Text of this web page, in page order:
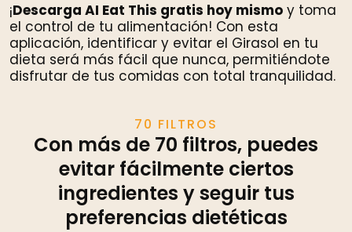
¡Descarga AI Eat This gratis hoy mismo y toma
el control de tu alimentación! Con esta
aplicación, identificar y evitar el Girasol en tu
dieta será más fácil que nunca, permitiéndote
disfrutar de tus comidas con total tranquilidad.
70 FILTROS
Con más de 70 filtros, puedes
evitar fácilmente ciertos
ingredientes y seguir tus
preferencias dietéticas